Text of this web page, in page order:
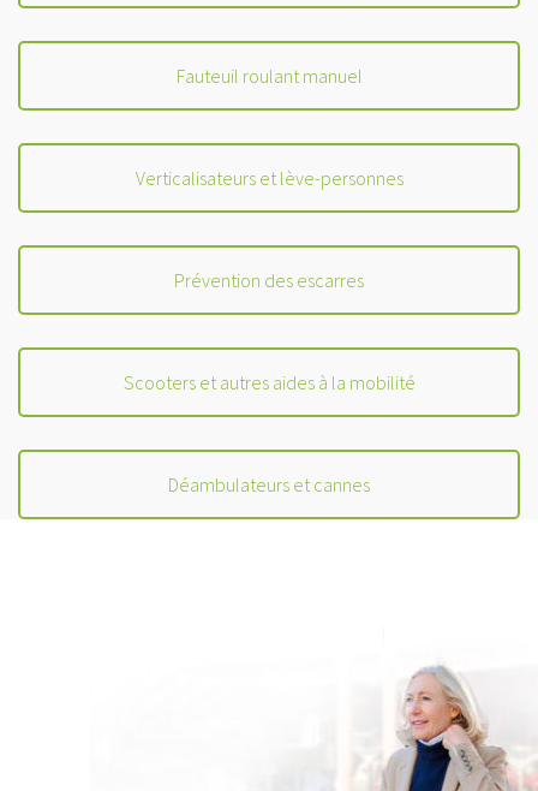
Fauteuil roulant manuel
Verticalisateurs et lève-personnes
Prévention des escarres
Scooters et autres aides à la mobilité
Déambulateurs et cannes